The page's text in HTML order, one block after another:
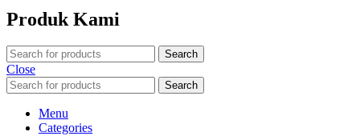
Produk Kami
Search
Close
Search
Menu
Categories